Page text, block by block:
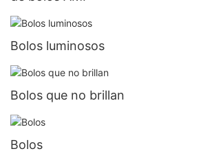
Bolos luminosos
Bolos que no brillan
Bolos